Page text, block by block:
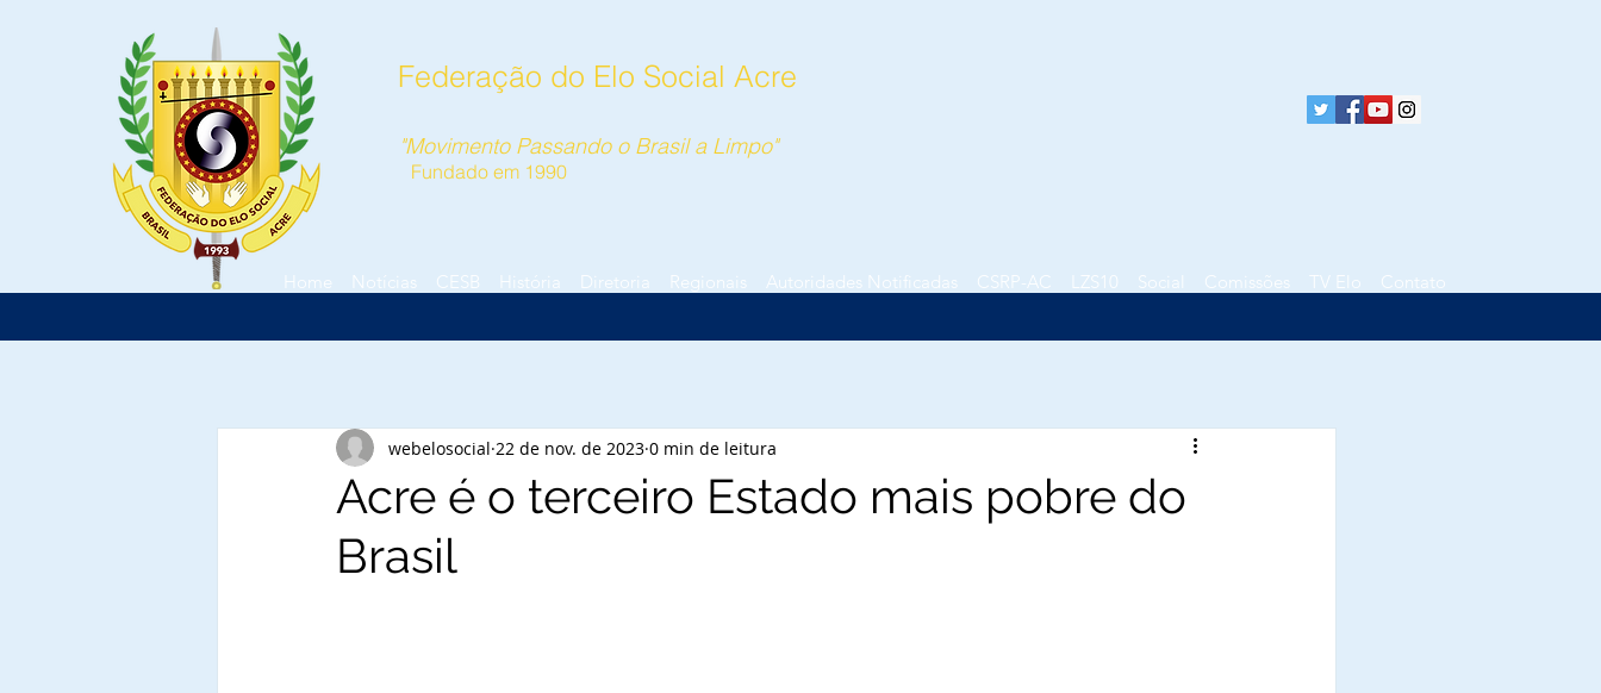
"Movimento Passando o Brasil a Limpo"
Fundado em 1990
Home Notícias CESB História Diretoria Regionais Autoridades Notificadas CSRP-AC LZS10 Social Comissões TV Elo Contato
Federação do Elo Social Acre
Acre é o terceiro Estado mais pobre do
Brasil
webelosocial 22 de nov. de 2023 0 min de leitura